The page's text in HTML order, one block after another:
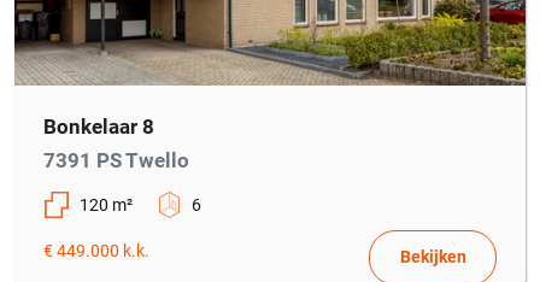
Bonkelaar 8
7391 PS Twello
120 m² 6
€ 449.000 k.k. Bekijken